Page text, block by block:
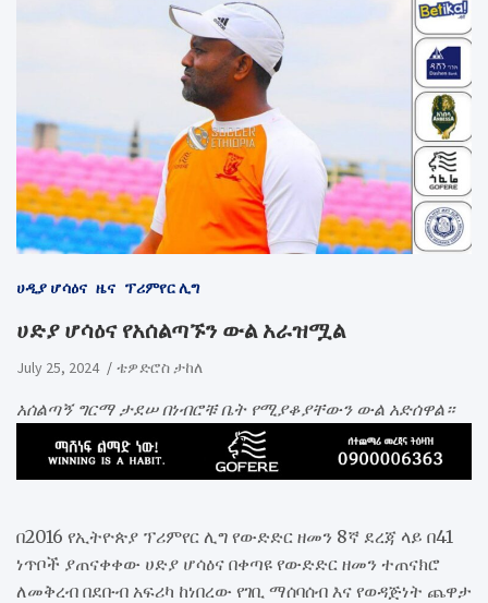
ሀዲያ ሆሳዕና ዜና ፕሪምየር ሊግ
ሀድያ ሆሳዕና የአሰልጣኙን ውል አራዝሟል
July 25, 2024 ቴዎድሮስ ታከለ
አሰልጣኝ ግርማ ታደሠ በነብሮቹ ቤት የሚያቆያቸውን ውል አድሰዋል።
በ2016 የኢትዮጵያ ፕሪምየር ሊግ የውድድር ዘመን 8ኛ ደረጃ ላይ በ41
ነጥቦች ያጠናቀቀው ሀድያ ሆሳዕና በቀጣዩ የውድድር ዘመን ተጠናክሮ
ለመቅረብ በደቡብ አፍሪካ ከነበረው የገቢ ማሰባሰብ እና የወዳጅነት ጨዋታ